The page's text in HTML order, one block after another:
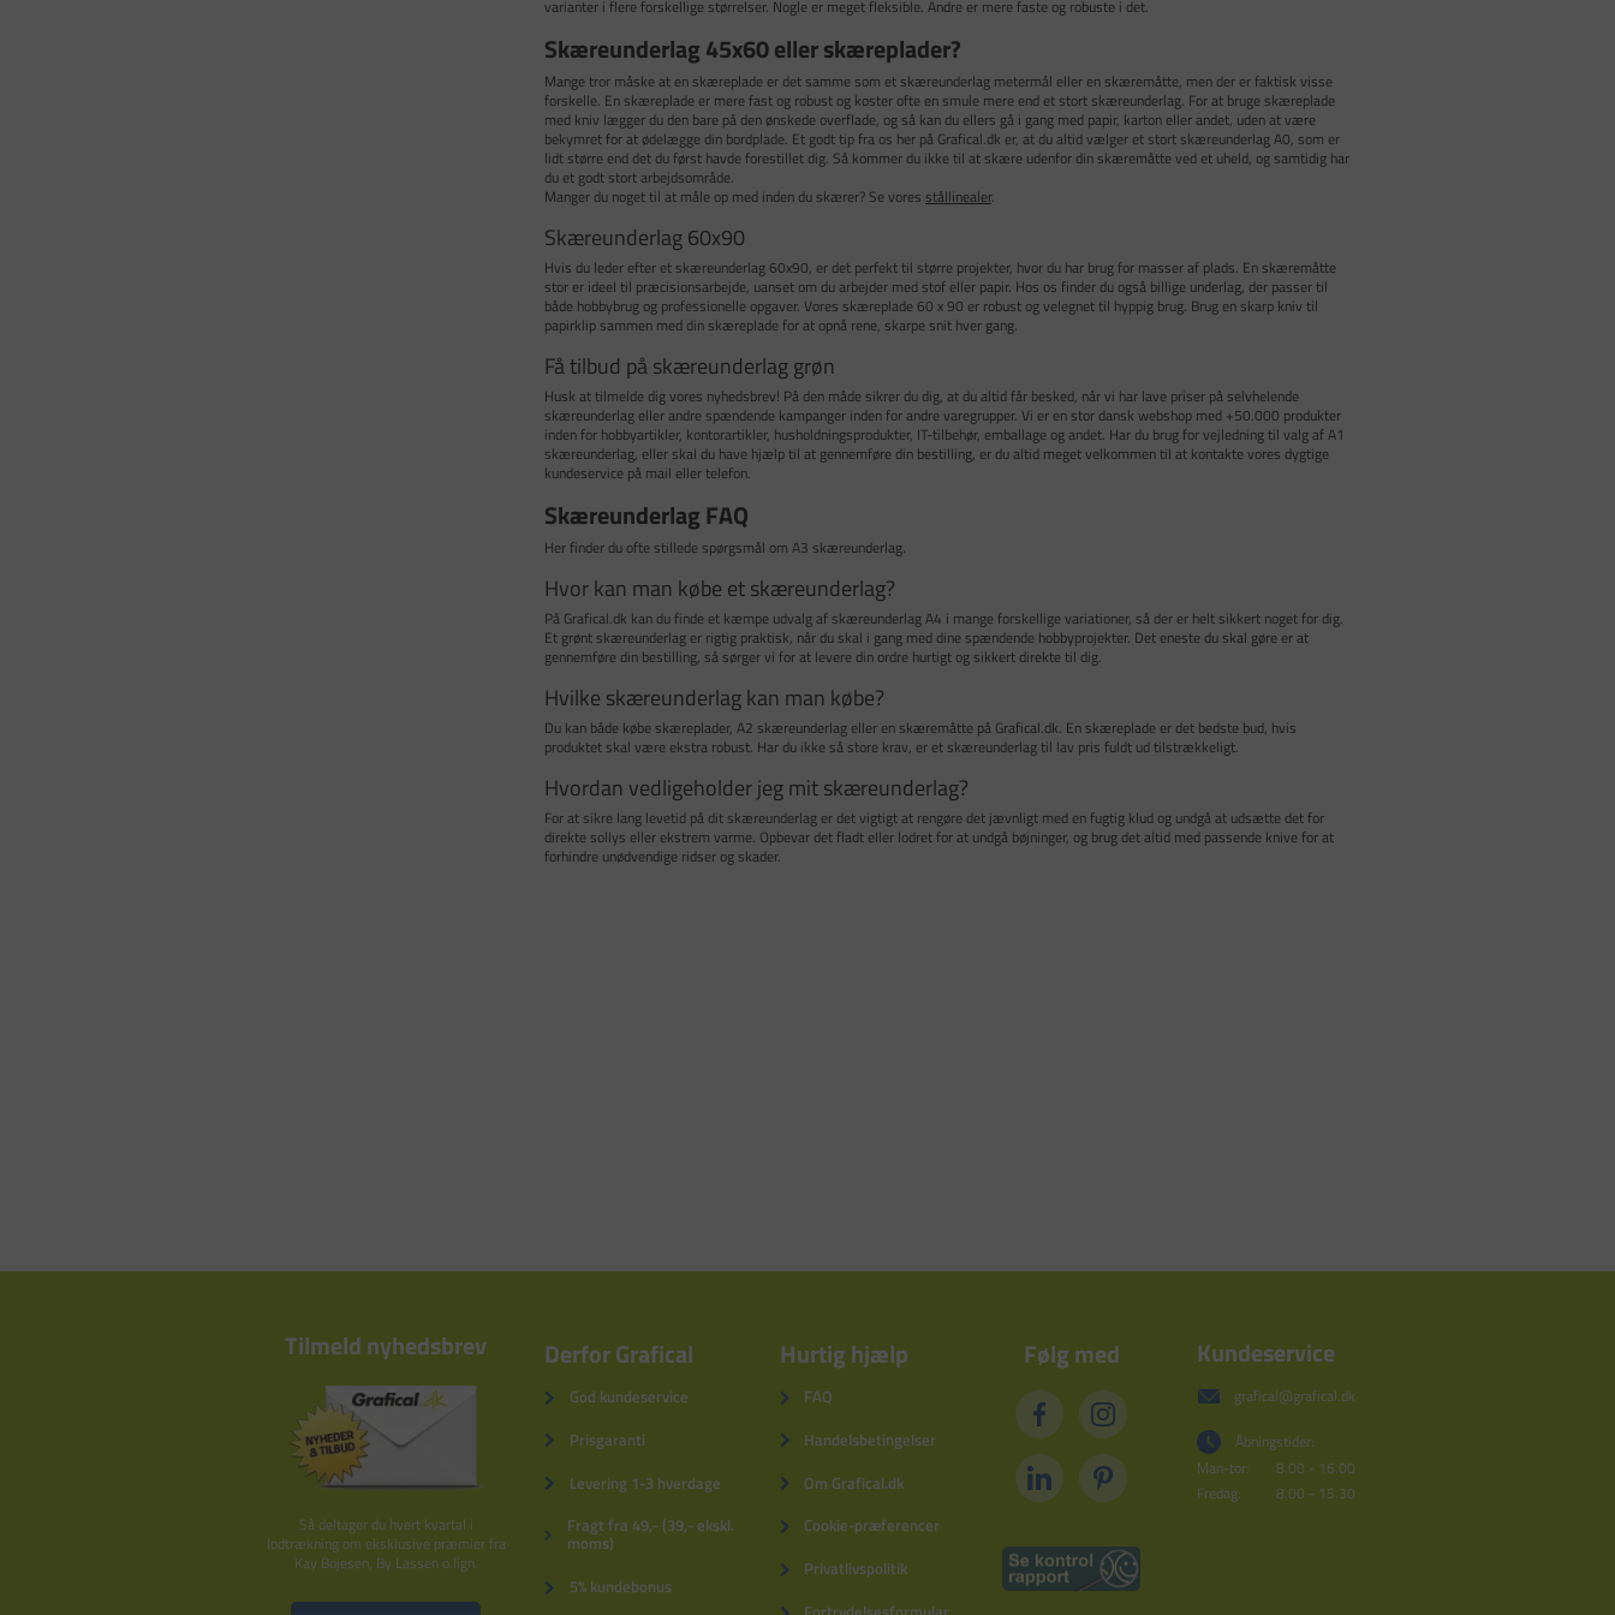
varianter i flere forskellige størrelser. Nogle er meget fleksible. Andre er mere faste og robuste i det.
Skæreunderlag 45x60 eller skæreplader?
Mange tror måske at en skæreplade er det samme som et skæreunderlag metermål eller en skæremåtte, men der er faktisk visse
forskelle. En skæreplade er mere fast og robust og koster ofte en smule mere end et stort skæreunderlag. For at bruge skæreplade
med kniv lægger du den bare på den ønskede overflade, og så kan du ellers gå i gang med papir, karton eller andet, uden at være
bekymret for at ødelægge din bordplade. Et godt tip fra os her på Grafical.dk er, at du altid vælger et stort skæreunderlag A0, som er
lidt større end det du først havde forestillet dig. Så kommer du ikke til at skære udenfor din skæremåtte ved et uheld, og samtidig har
du et godt stort arbejdsområde.
Manger du noget til at måle op med inden du skærer? Se vores stållinealer.
Skæreunderlag 60x90
Hvis du leder efter et skæreunderlag 60x90, er det perfekt til større projekter, hvor du har brug for masser af plads. En skæremåtte
stor er ideel til præcisionsarbejde, uanset om du arbejder med stof eller papir. Hos os finder du også billige underlag, der passer til
både hobbybrug og professionelle opgaver. Vores skæreplade 60 x 90 er robust og velegnet til hyppig brug. Brug en skarp kniv til
papirklip sammen med din skæreplade for at opnå rene, skarpe snit hver gang.
Få tilbud på skæreunderlag grøn
Husk at tilmelde dig vores nyhedsbrev! På den måde sikrer du dig, at du altid får besked, når vi har lave priser på selvhelende
skæreunderlag eller andre spændende kampanger inden for andre varegrupper. Vi er en stor dansk webshop med +50.000 produkter
inden for hobbyartikler, kontorartikler, husholdningsprodukter, IT-tilbehør, emballage og andet. Har du brug for vejledning til valg af A1
skæreunderlag, eller skal du have hjælp til at gennemføre din bestilling, er du altid meget velkommen til at kontakte vores dygtige
kundeservice på mail eller telefon.
Skæreunderlag FAQ
Her finder du ofte stillede spørgsmål om A3 skæreunderlag.
Hvor kan man købe et skæreunderlag?
På Grafical.dk kan du finde et kæmpe udvalg af skæreunderlag A4 i mange forskellige variationer, så der er helt sikkert noget for dig.
Et grønt skæreunderlag er rigtig praktisk, når du skal i gang med dine spændende hobbyprojekter. Det eneste du skal gøre er at
gennemføre din bestilling, så sørger vi for at levere din ordre hurtigt og sikkert direkte til dig.
Hvilke skæreunderlag kan man købe?
Du kan både købe skæreplader, A2 skæreunderlag eller en skæremåtte på Grafical.dk. En skæreplade er det bedste bud, hvis
produktet skal være ekstra robust. Har du ikke så store krav, er et skæreunderlag til lav pris fuldt ud tilstrækkeligt.
Hvordan vedligeholder jeg mit skæreunderlag?
For at sikre lang levetid på dit skæreunderlag er det vigtigt at rengøre det jævnligt med en fugtig klud og undgå at udsætte det for
direkte sollys eller ekstrem varme. Opbevar det fladt eller lodret for at undgå bøjninger, og brug det altid med passende knive for at
forhindre unødvendige ridser og skader.
Tilmeld nyhedsbrev
Så deltager du hvert kvartal i
lodtrækning om eksklusive præmier fra
Kay Bojesen, By Lassen o.lign.
Derfor Grafical
God kundeservice
Prisgaranti
Levering 1-3 hverdage
Fragt fra 49,- (39,- ekskl.
moms)
5% kundebonus
Hurtig hjælp
FAQ
Handelsbetingelser
Om Grafical.dk
Cookie-præferencer
Privatlivspolitik
Følg med Kundeservice
grafical@grafical.dk
Åbningstider:
Man-tor:
8.00 - 16.00
Fredag:
8.00 - 15.30